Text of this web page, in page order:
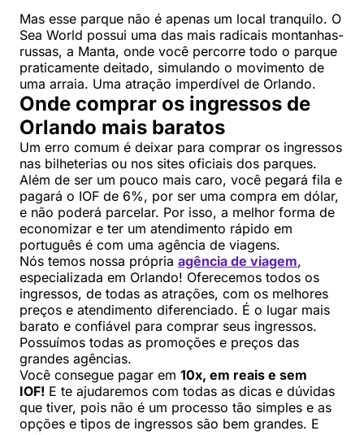
Mas esse parque não é apenas um local tranquilo. O
Sea World possui uma das mais radicais montanhas-
russas, a Manta, onde você percorre todo o parque
praticamente deitado, simulando o movimento de
uma arraia. Uma atração imperdível de Orlando.
Onde comprar os ingressos de
Orlando mais baratos
Um erro comum é deixar para comprar os ingressos
nas bilheterias ou nos sites oficiais dos parques.
Além de ser um pouco mais caro, você pegará fila e
pagará o IOF de 6%, por ser uma compra em dólar,
e não poderá parcelar. Por isso, a melhor forma de
economizar e ter um atendimento rápido em
português é com uma agência de viagens.
Nós temos nossa própria agência de viagem,
especializada em Orlando! Oferecemos todos os
ingressos, de todas as atrações, com os melhores
preços e atendimento diferenciado. É o lugar mais
barato e confiável para comprar seus ingressos.
Possuímos todas as promoções e preços das
grandes agências.
Você consegue pagar em 10x, em reais e sem
IOF! E te ajudaremos com todas as dicas e dúvidas
que tiver, pois não é um processo tão simples e as
opções e tipos de ingressos são bem grandes. E